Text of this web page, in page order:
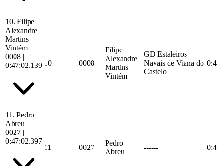
10. Filipe
Alexandre
Martins
Vintém
0008 |
0:47:02.139 10 0008
Filipe
Alexandre
Martins
Vintém
GD Estaleiros
Navais de Viana do
Castelo
11. Pedro
Abreu
0027 |
0:47:02.397
11 0027
Pedro
Abreu
------